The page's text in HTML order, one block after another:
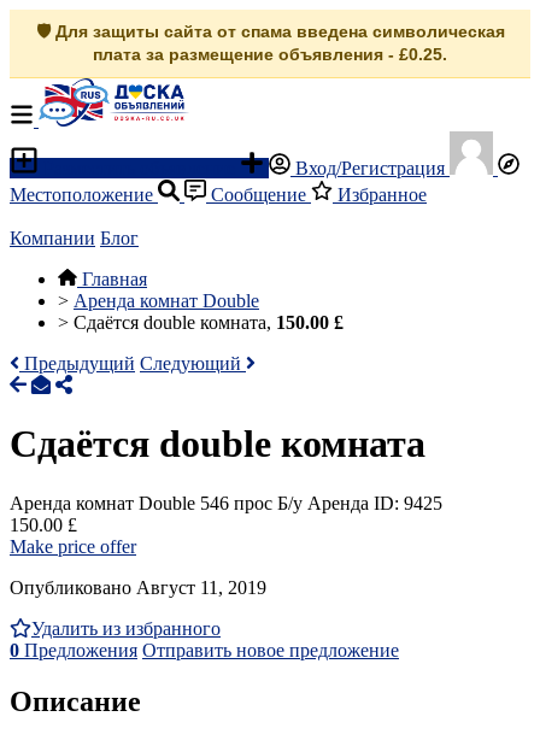
🛡️ Для защиты сайта от спама введена символическая
плата за размещение объявления - £0.25.
Вход/Регистрация
Местоположение
Сообщение Избранное
Компании Блог
Главная
> Аренда комнат Double
> Сдаётся double комната, 150.00 £
Предыдущий Следующий
Сдаётся double комната
Аренда комнат Double 546 прос Б/у Аренда ID: 9425
150.00 £
Make price offer
Опубликовано Август 11, 2019
Удалить из избранного
0 Предложения Отправить новое предложение
Описание